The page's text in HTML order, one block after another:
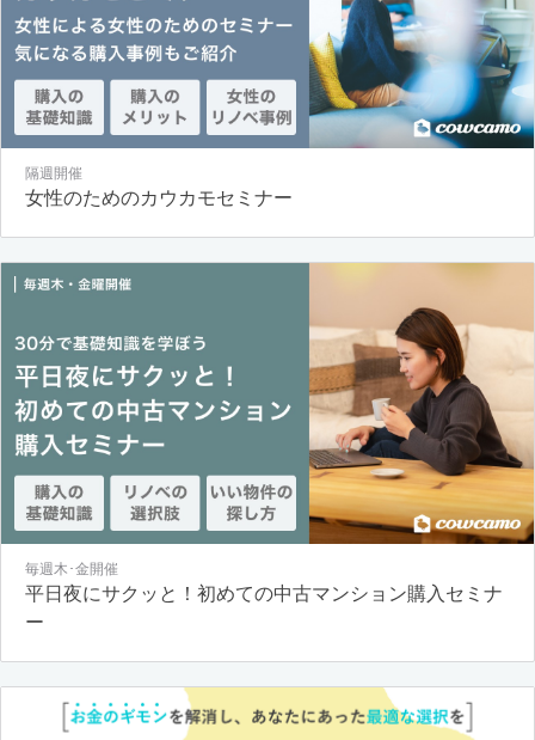
隔週開催
女性のためのカウカモセミナー
毎週木･金開催
平日夜にサクッと！初めての中古マンション購入セミナ
ー